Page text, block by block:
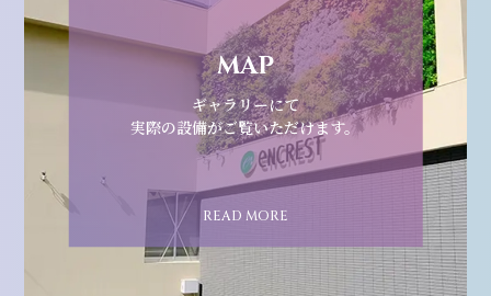
MAP
ギャラリーにて
実際の設備がご覧いただけます。
READ MORE